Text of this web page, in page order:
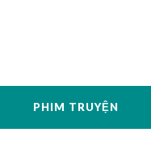
PHIM TRUYỆN